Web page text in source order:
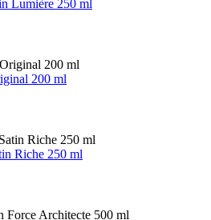
Lumière 250 ml
200 ml
Riche 250 ml